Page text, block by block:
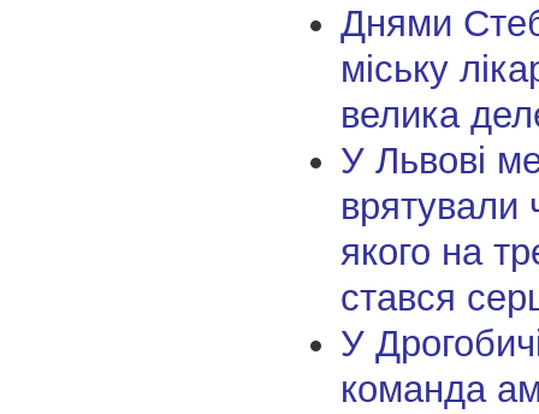
Днями
міську
велика
У Львові
врятували
якого на
стався
У
команда